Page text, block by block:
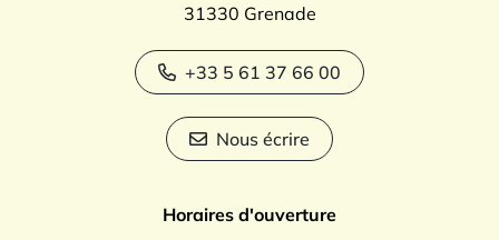
31330 Grenade
+33 5 61 37 66 00
Nous écrire
Horaires d'ouverture